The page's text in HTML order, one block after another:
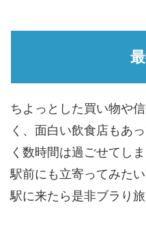
ちよっとした買い物や
く、面白い飲食店もあ
く数時間は過ごせてしま
駅前にも立寄ってみた
駅に来たら是非ブラり